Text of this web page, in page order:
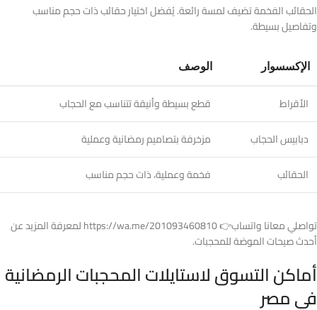
الحقائب الفخمة تضيف لمسة رائعة. يُفضل اختيار حقائب ذات حجم مناسب
وتفاصيل بسيطة.
الإكسسوار الوصف
الأقراط
قطع بسيطة وأنيقة تتناسب مع الحجاب
دبابيس الحجاب
مزخرفة بتصاميم رمضانية وعملية
الحقائب
فخمة وعملية، ذات حجم مناسب
تواصلي معانا واتساب👉 https://wa.me/201093460810 لمعرفة المزيد عن
أحدث صيحات الموضة للمحجبات.
أماكن التسوق لاستايلات المحجبات الرمضانية
في مصر